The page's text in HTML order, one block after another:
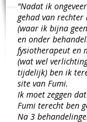
"Nadat ik
gehad van
(waar ik bijna
en onder
fysiotherapeut en
(wat wel
tijdelijk) ben ik
site van Fumi.
Ik moet zeggen
Fumi terecht ben
Na 3